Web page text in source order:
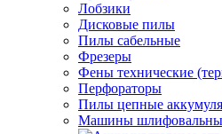
Лобзики
Дисковые пилы
Пилы сабельные
Фрезеры
Фены технические
Перфораторы
Пилы цепные
Машины